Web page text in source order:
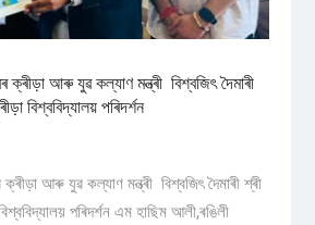
আৰু যুৱ কল্যাণ মন্ত্ৰী বিশ্বজিৎ দৈমাৰী
বিশ্ববিদ্যালয় পৰিদৰ্শন
আৰু যুৱ কল্যাণ মন্ত্ৰী বিশ্বজিৎ দৈমাৰী শ্ৰী
পৰিদৰ্শন এম হাছিম আলী,ৰঙিলী